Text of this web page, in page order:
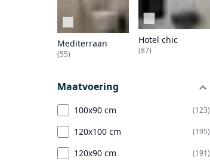
Mediterraan
(55)
Hotel chic
(87)
Maatvoering
100x90 cm (123)
120x100 cm (195)
120x90 cm (191)